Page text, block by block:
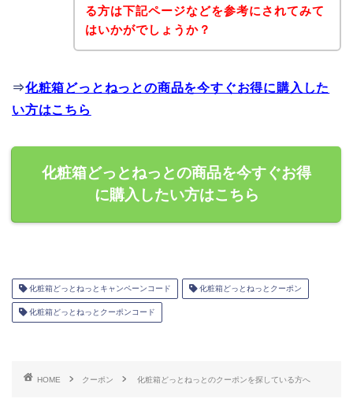
る方は下記ページなどを参考にされてみて
はいかがでしょうか？
⇒化粧箱どっとねっとの商品を今すぐお得に購入した
い方はこちら
化粧箱どっとねっとの商品を今すぐお得
に購入したい方はこちら
化粧箱どっとねっとキャンペーンコード 化粧箱どっとねっとクーポン
化粧箱どっとねっとクーポンコード
HOME クーポン 化粧箱どっとねっとのクーポンを探している方へ